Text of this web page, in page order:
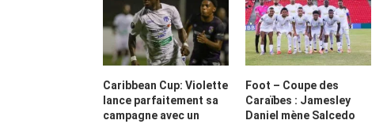
Caribbean Cup: Violette
lance parfaitement sa
campagne avec un
Foot – Coupe des
Caraïbes : Jamesley
Daniel mène Salcedo